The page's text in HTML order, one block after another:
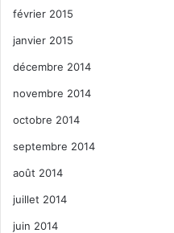
février 2015
janvier 2015
décembre 2014
novembre 2014
octobre 2014
septembre 2014
août 2014
juillet 2014
juin 2014